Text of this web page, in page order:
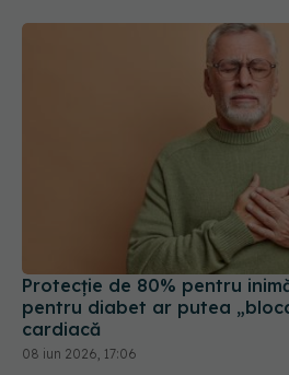
Protecție de 80% pentru
pentru diabet ar putea
cardiacă
08 iun 2026, 17:06